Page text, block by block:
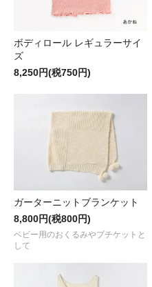
ボディロール レギュラーサイ
ズ
8,250円(税750円)
ガーターニットブランケット
8,800円(税800円)
ベビー用のおくるみやプチケットと
して